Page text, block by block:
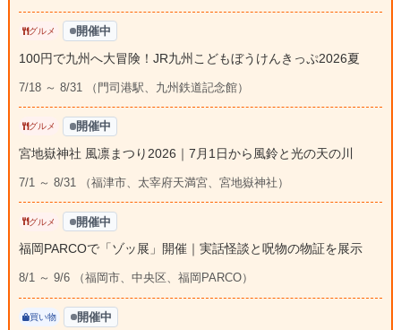
グルメ 開催中
100円で九州へ大冒険！JR九州こどもぼうけんきっぷ2026夏
7/18 ～ 8/31 （門司港駅、九州鉄道記念館）
グルメ 開催中
宮地嶽神社 風凛まつり2026｜7月1日から風鈴と光の天の川
7/1 ～ 8/31 （福津市、太宰府天満宮、宮地嶽神社）
グルメ 開催中
福岡PARCOで「ゾッ展」開催｜実話怪談と呪物の物証を展示
8/1 ～ 9/6 （福岡市、中央区、福岡PARCO）
買い物 開催中